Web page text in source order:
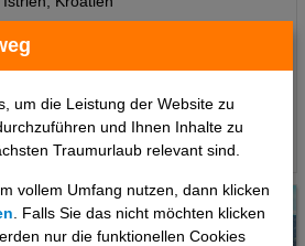
um die Leistung der Website zu
und Ihnen Inhalte zu
Traumurlaub relevant sind.
vollem Umfang nutzen, dann klicken
. Falls Sie das nicht möchten klicken
nur die funktionellen Cookies
Ohne Verpflegung
ab 237 €
pro Person